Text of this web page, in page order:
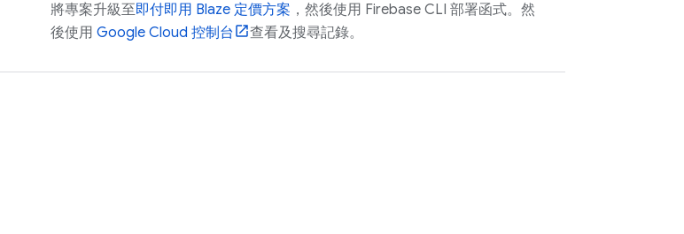
將專案升級至即付即用 Blaze 定價方案 ，然後使用 Firebase CLI 部署函式。然
後使用 Google Cloud 控制台 查看及搜尋記錄。